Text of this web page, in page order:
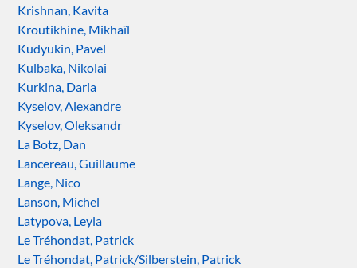
Krishnan, Kavita
Kroutikhine, Mikhaïl
Kudyukin, Pavel
Kulbaka, Nikolai
Kurkina, Daria
Kyselov, Alexandre
Kyselov, Oleksandr
La Botz, Dan
Lancereau, Guillaume
Lange, Nico
Lanson, Michel
Latypova, Leyla
Le Tréhondat, Patrick
Le Tréhondat, Patrick/Silberstein, Patrick